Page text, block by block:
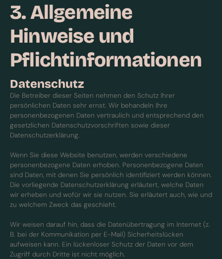
3. Allgemeine
Hinweise und
Pflichtinformationen
Datenschutz
Die Betreiber dieser Seiten nehmen den Schutz Ihrer
persönlichen Daten sehr ernst. Wir behandeln Ihre
personenbezogenen Daten vertraulich und entsprechend den
gesetzlichen Datenschutzvorschriften sowie dieser
Datenschutzerklärung.
Wenn Sie diese Website benutzen, werden verschiedene
personenbezogene Daten erhoben. Personenbezogene Daten
sind Daten, mit denen Sie persönlich identifiziert werden können.
Die vorliegende Datenschutzerklärung erläutert, welche Daten
wir erheben und wofür wir sie nutzen. Sie erläutert auch, wie und
zu welchem Zweck das geschieht.
Wir weisen darauf hin, dass die Datenübertragung im Internet (z.
B. bei der Kommunikation per E-Mail) Sicherheitslücken
aufweisen kann. Ein lückenloser Schutz der Daten vor dem
Zugriff durch Dritte ist nicht möglich.